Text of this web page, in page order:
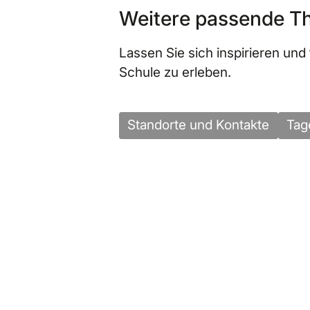
Weitere passende
Lassen Sie sich inspirieren
Schule zu erleben.
Standorte und Kontakte